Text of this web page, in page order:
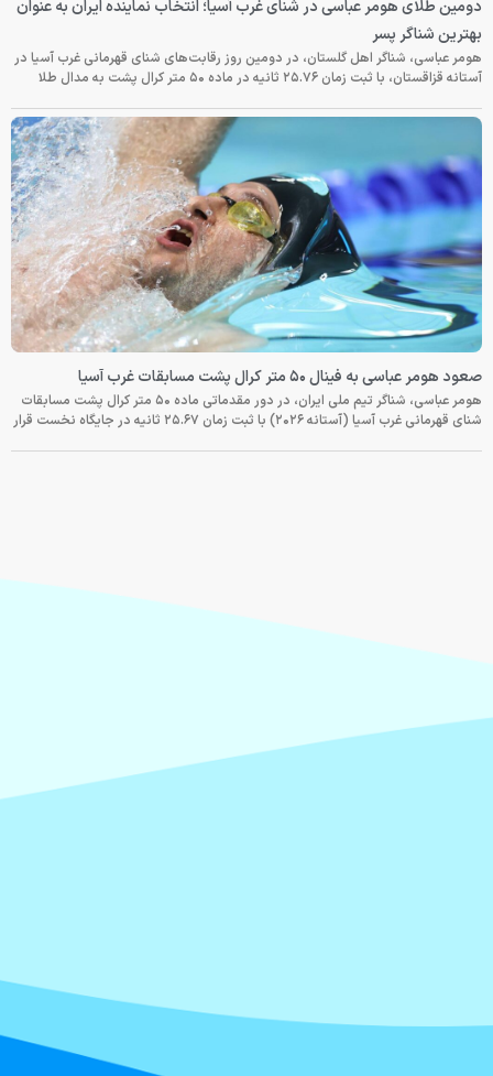
دومین طلای هومر عباسی در شنای غرب آسیا؛ انتخاب نماینده ایران به عنوان
بهترین شناگر پسر
هومر عباسی، شناگر اهل گلستان، در دومین روز رقابت‌های شنای قهرمانی غرب آسیا در
آستانه قزاقستان، با ثبت زمان ۲۵.۷۶ ثانیه در ماده ۵۰ متر کرال پشت به مدال طلا
صعود هومر عباسی به فینال ۵۰ متر کرال پشت مسابقات غرب آسیا
هومر عباسی، شناگر تیم ملی ایران، در دور مقدماتی ماده ۵۰ متر کرال پشت مسابقات
شنای قهرمانی غرب آسیا (آستانه ۲۰۲۶) با ثبت زمان ۲۵.۶۷ ثانیه در جایگاه نخست قرار